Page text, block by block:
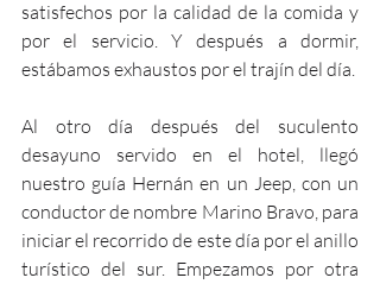
satisfechos por la calidad de la comida y
por el servicio. Y después a dormir,
estábamos exhaustos por el trajín del día.
Al otro día después del suculento
desayuno servido en el hotel, llegó
nuestro guía Hernán en un Jeep, con un
conductor de nombre Marino Bravo, para
iniciar el recorrido de este día por el anillo
turístico del sur. Empezamos por otra